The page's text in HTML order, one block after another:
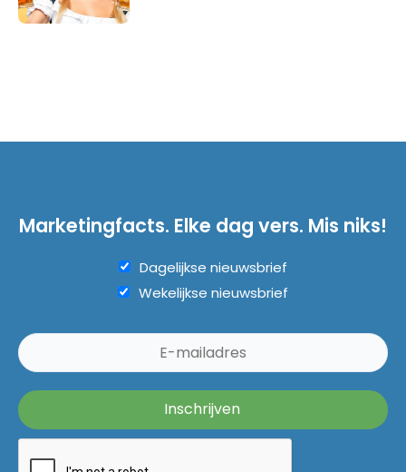
Marketingfacts. Elke dag vers. Mis niks!
Dagelijkse nieuwsbrief
Wekelijkse nieuwsbrief